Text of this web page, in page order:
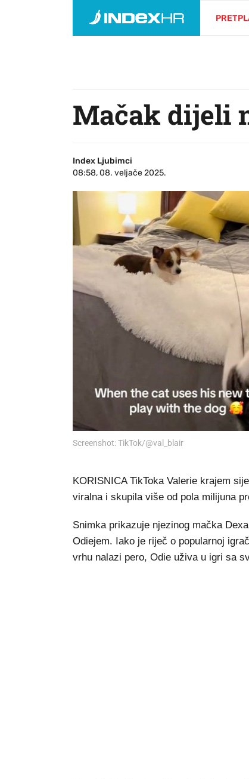
Mačak dijeli
Index Ljubimci
08:58, 08. veljače 2025.
Screenshot: TikTok/@val_blair
KORISNICA TikToka Valerie krajem
viralna i skupila više od pola milijuna
Snimka prikazuje njezinog mačka
Odiejem. Iako je riječ o popularnoj
vrhu nalazi pero, Odie uživa u igri sa